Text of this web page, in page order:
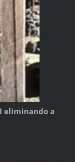
eliminando a